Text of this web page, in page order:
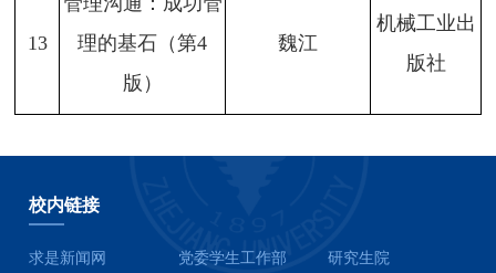
13
理的基石（第4
版）
魏江
机械工业出
版社
校内链接
求是新闻网 党委学生工作部 研究生院